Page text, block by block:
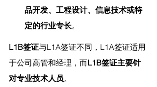
品开发、工程设计、信息技术或特
定的行业专长。
L1B签证与L1A签证不同，L1A签证适用
于公司高管和经理，而L1B签证主要针
对专业技术人员。